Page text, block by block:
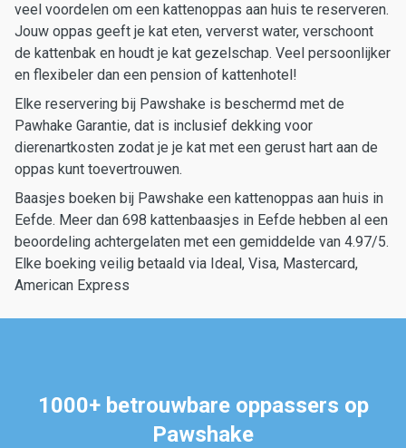
veel voordelen om een kattenoppas aan huis te reserveren.
Jouw oppas geeft je kat eten, ververst water, verschoont
de kattenbak en houdt je kat gezelschap. Veel persoonlijker
en flexibeler dan een pension of kattenhotel!
Elke reservering bij Pawshake is beschermd met de
Pawhake Garantie, dat is inclusief dekking voor
dierenartkosten zodat je je kat met een gerust hart aan de
oppas kunt toevertrouwen.
Baasjes boeken bij Pawshake een kattenoppas aan huis in
Eefde. Meer dan 698 kattenbaasjes in Eefde hebben al een
beoordeling achtergelaten met een gemiddelde van 4.97/5.
Elke boeking veilig betaald via Ideal, Visa, Mastercard,
American Express
1000+ betrouwbare oppassers op
Pawshake